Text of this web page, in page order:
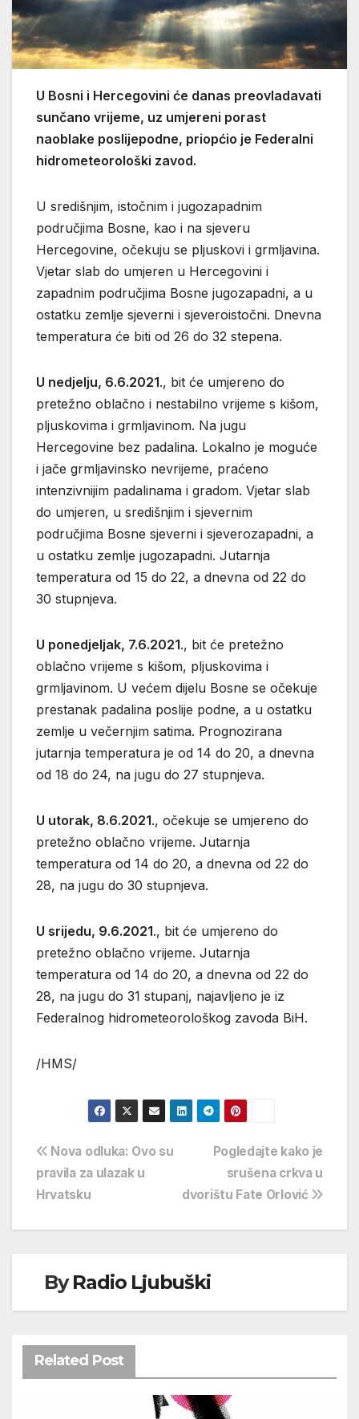
U Bosni i Hercegovini će danas preovladavati
sunčano vrijeme, uz umjereni porast
naoblake poslijepodne, priopćio je Federalni
hidrometeorološki zavod.
U središnjim, istočnim i jugozapadnim
područjima Bosne, kao i na sjeveru
Hercegovine, očekuju se pljuskovi i grmljavina.
Vjetar slab do umjeren u Hercegovini i
zapadnim područjima Bosne jugozapadni, a u
ostatku zemlje sjeverni i sjeveroistočni. Dnevna
temperatura će biti od 26 do 32 stepena.
U nedjelju, 6.6.2021., bit će umjereno do
pretežno oblačno i nestabilno vrijeme s kišom,
pljuskovima i grmljavinom. Na jugu
Hercegovine bez padalina. Lokalno je moguće
i jače grmljavinsko nevrijeme, praćeno
intenzivnijim padalinama i gradom. Vjetar slab
do umjeren, u središnjim i sjevernim
područjima Bosne sjeverni i sjeverozapadni, a
u ostatku zemlje jugozapadni. Jutarnja
temperatura od 15 do 22, a dnevna od 22 do
30 stupnjeva.
U ponedjeljak, 7.6.2021., bit će pretežno
oblačno vrijeme s kišom, pljuskovima i
grmljavinom. U većem dijelu Bosne se očekuje
prestanak padalina poslije podne, a u ostatku
zemlje u večernjim satima. Prognozirana
jutarnja temperatura je od 14 do 20, a dnevna
od 18 do 24, na jugu do 27 stupnjeva.
U utorak, 8.6.2021., očekuje se umjereno do
pretežno oblačno vrijeme. Jutarnja
temperatura od 14 do 20, a dnevna od 22 do
28, na jugu do 30 stupnjeva.
U srijedu, 9.6.2021., bit će umjereno do
pretežno oblačno vrijeme. Jutarnja
temperatura od 14 do 20, a dnevna od 22 do
28, na jugu do 31 stupanj, najavljeno je iz
Federalnog hidrometeorološkog zavoda BiH.
/HMS/
Navigacija
objava
Pogledajte kako je
srušena crkva u
dvorištu Fate Orlović
Nova odluka: Ovo su
pravila za ulazak u
Hrvatsku
ByRadio Ljubuški
Related Post